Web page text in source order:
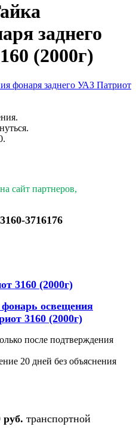
заднего
(2000г)
сайт партнеров,
3160-3716176
3160 (2000г)
освещения
3160 (2000г)
после подтверждения
20 дней без объяснения
руб. транспортной